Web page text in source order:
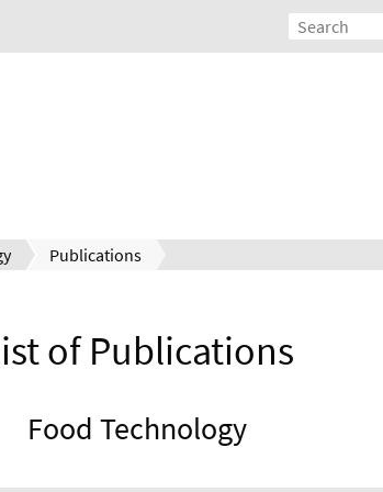
Publications
of Publications
Food Technology